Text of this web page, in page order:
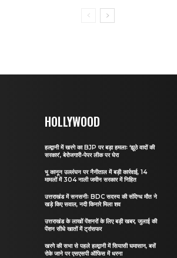
HOLLYWOOD
हल्द्वानी में खरगे का BJP पर बड़ा हमलाः ‘झूठे वादों की
सरकार’, बेरोजगारी-पेपर लीक पर घेरा
भू कानून उल्लंघन पर नैनीताल में बड़ी कार्रवाई, 14
मामलों में 304 नाली जमीन सरकार में निहित
उत्तराखंड में सनसनीः BDC सदस्य की संदिग्ध मौत ने
खड़े किए सवाल, नदी किनारे मिला शव
उत्तराखंड के लाखों पेंशनरों के लिए बड़ी खबर, जुलाई की
पेंशन सीधे खातों में ट्रांसफर
खरगे की सभा से पहले हल्द्वानी में सियासी घमासान, बसें
रोके जाने पर एसएसपी ऑफिस में धरना